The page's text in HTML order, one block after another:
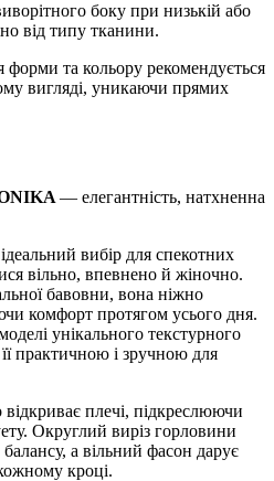
боку при низькій або
від типу тканини.
та кольору рекомендується
вигляді, уникаючи прямих
— елегантність, натхненна
вибір для спекотних
вільно, впевнено й жіночно.
бавовни, вона ніжно
комфорт протягом усього дня.
унікального текстурного
практичною і зручною для
плечі, підкреслюючи
Округлий виріз горловини
а вільний фасон дарує
кроці.